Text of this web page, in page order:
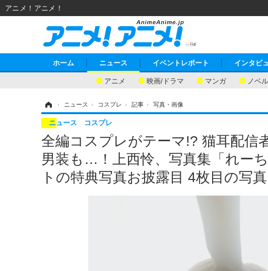
ホーム ニュース
アニメ 映画/ドラマ マンガ ノベル
イベントレポート インタビ
› ニュース › コスプレ › 記事 › 写真・画像
全編コスプレがテーマ!? 猫耳配信
男装も…！上西怜、写真集「れー
トの特典写真お披露目 4枚目の写
ニュース コスプレ
アニメ！アニメ！